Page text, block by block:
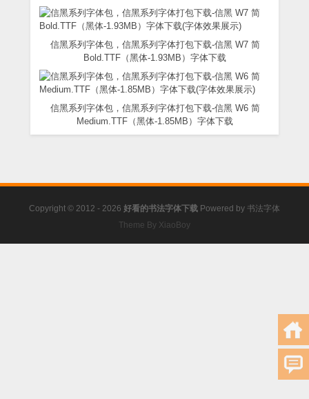
信黑系列字体包，信黑系列字体打包下载-信黑 W7 简
Bold.TTF（黑体-1.93MB）字体下载
信黑系列字体包，信黑系列字体打包下载-信黑 W6 简
Medium.TTF（黑体-1.85MB）字体下载
Copyright © 2012 - 2026 好看的书法字体下载 Powered by 书法字体
Theme By XiaoBoy